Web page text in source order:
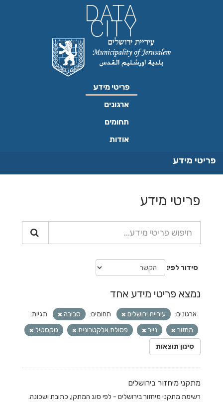
פריטי מידע
ארגונים
תחומים
אודות
פריטי מידע
פריטי מידע
סידור לפי
נמצא פריטי מידע אחד
ארגונים: עיריית ירושלים תחומים: סביבה
תגיות:
מחזור
נייר פסולת אלקטרונית
טקסטיל
סינון תוצאות
מתקני מיחזור בירושלים
רשימת מתקני מיחזור בירושלים - לפי סוג המתקן, כתובת ושכונה.